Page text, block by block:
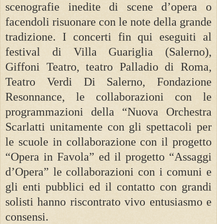
scenografie inedite di scene d’opera o
facendoli risuonare con le note della grande
tradizione. I concerti fin qui eseguiti al
festival di Villa Guariglia (Salerno),
Giffoni Teatro, teatro Palladio di Roma,
Teatro Verdi Di Salerno, Fondazione
Resonnance, le collaborazioni con le
programmazioni della “Nuova Orchestra
Scarlatti unitamente con gli spettacoli per
le scuole in collaborazione con il progetto
“Opera in Favola” ed il progetto “Assaggi
d’Opera” le collaborazioni con i comuni e
gli enti pubblici ed il contatto con grandi
solisti hanno riscontrato vivo entusiasmo e
consensi.